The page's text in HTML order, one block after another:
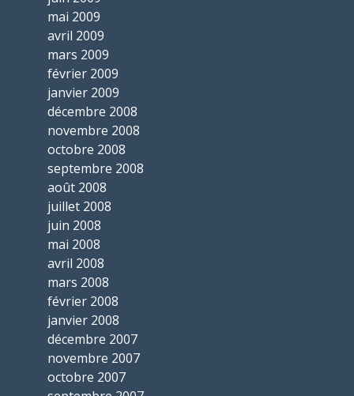
mai 2009
avril 2009
mars 2009
février 2009
janvier 2009
décembre 2008
novembre 2008
octobre 2008
septembre 2008
août 2008
juillet 2008
juin 2008
mai 2008
avril 2008
mars 2008
février 2008
janvier 2008
décembre 2007
novembre 2007
octobre 2007